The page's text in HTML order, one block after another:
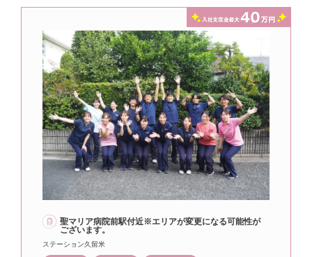
聖マリア病院前駅付近※エリアが変更になる可能性が
ございます。
ステーション久留米